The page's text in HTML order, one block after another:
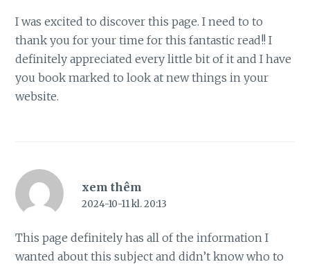
I was excited to discover this page. I need to to
thank you for your time for this fantastic read!! I
definitely appreciated every little bit of it and I have
you book marked to look at new things in your
website.
xem thêm
2024-10-11 kl. 20:13
This page definitely has all of the information I
wanted about this subject and didn’t know who to